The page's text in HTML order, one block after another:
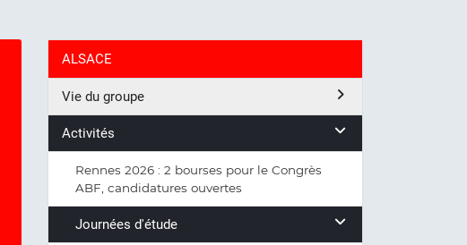
ALSACE
Vie du groupe
Activités
Rennes 2026 : 2 bourses pour le Congrès
ABF, candidatures ouvertes
Journées d'étude